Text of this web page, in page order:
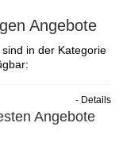
Angebote
in der Kategorie
Angebote
- Details